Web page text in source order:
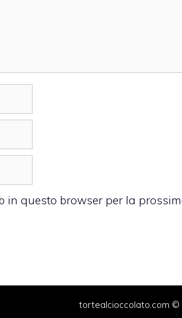
in questo browser per la
tortealcioccolato.com ©